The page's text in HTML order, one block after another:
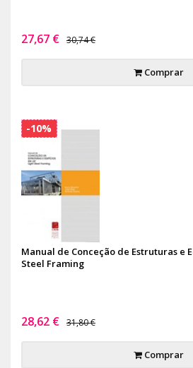
27,67 € 30,74 €
Comprar
Manual de Conceção de Estruturas e
Steel Framing
28,62 € 31,80 €
Comprar
-10%